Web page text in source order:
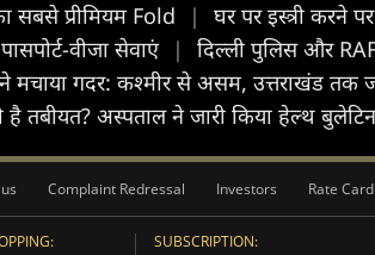
प्रीमियम Fold
| घर पर इस्त्री करने
वीजा सेवाएं | दिल्ली पुलिस और
मचाया गदर: कश्मीर से असम, उत्तराखंड तक
तबीयत? अस्पताल ने जारी किया हेल्थ
Complaint Redressal Investors Rate Card
SUBSCRIPTION: